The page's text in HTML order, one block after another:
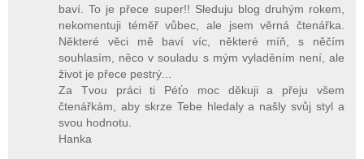
baví. To je přece super!! Sleduju blog druhým rokem,
nekomentuji téměř vůbec, ale jsem věrná čtenářka.
Některé věci mě baví víc, některé míň, s něčím
souhlasím, něco v souladu s mým vyladěním není, ale
život je přece pestrý...
Za Tvou práci ti Péťo moc děkuji a přeju všem
čtenářkám, aby skrze Tebe hledaly a našly svůj styl a
svou hodnotu.
Hanka